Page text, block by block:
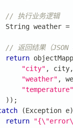
// 执行业务逻辑
String weather =
// 返回结果（JSON
return
"city" , city,
"weather" ,
"temperature"
) ) ;
(Exception e)
return